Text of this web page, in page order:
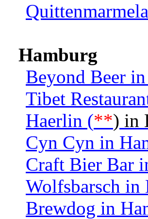
Hamburg
Beyond Beer
Tibet
Haerlin (**) in
Cyn Cyn in
Craft Bier Bar
Wolfsbarsch in
Brewdog in